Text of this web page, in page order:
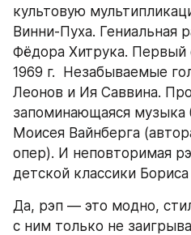
культовую
Винни-Пуха. Гениальная
Фёдора Хитрука.
1969 г.  Незабываемые
Леонов и Ия Саввина.
запоминающаяся музыка
Моисея Вайнберга
опер). И неповторимая
детской классики
Да, рэп — это модно,
с ним только не